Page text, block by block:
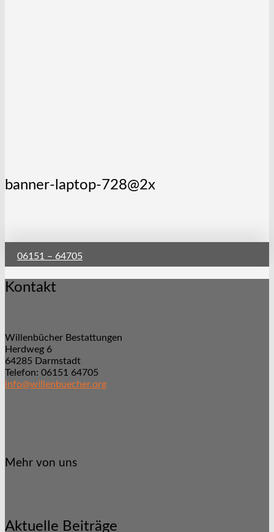
banner-laptop-728@2x
06151 – 64705
Kontakt
Willenbücher Bestattungen
Herdweg 6
64285 Darmstadt
Telefon: 06151 64705
info@willenbuecher.org
Mehr von uns
Aktuelle Beiträge